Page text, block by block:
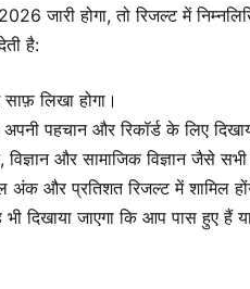
होगा, तो रिजल्ट में
है:
लिखा होगा।
पहचान और रिकॉर्ड के लिए
और सामाजिक विज्ञान जैसे
और प्रतिशत रिजल्ट में शामिल
दिखाया जाएगा कि आप पास हुए हैं